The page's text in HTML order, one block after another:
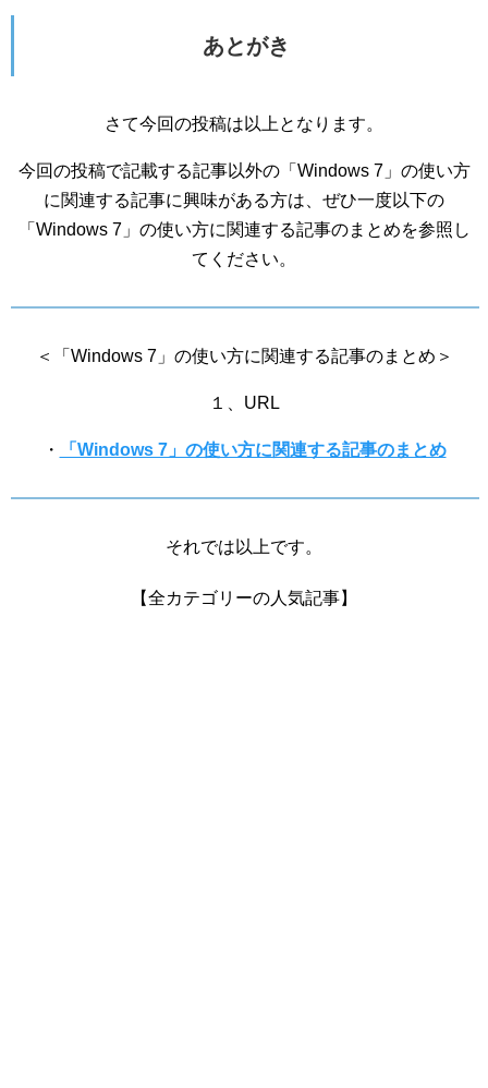
あとがき
さて今回の投稿は以上となります。
今回の投稿で記載する記事以外の「Windows 7」の使い方
に関連する記事に興味がある方は、ぜひ一度以下の
「Windows 7」の使い方に関連する記事のまとめを参照し
てください。
＜「Windows 7」の使い方に関連する記事のまとめ＞
１、URL
・ 「Windows 7」の使い方に関連する記事のまとめ
それでは以上です。
【全カテゴリーの人気記事】